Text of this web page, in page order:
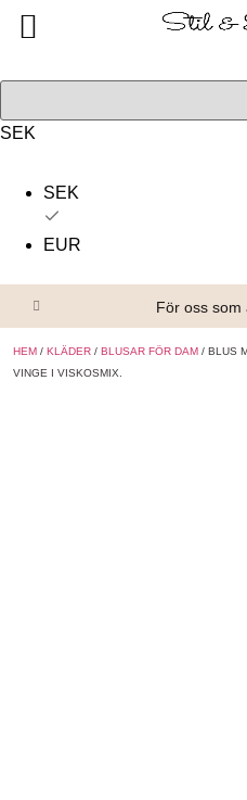
SEK
SEK
EUR
För oss som
HEM / KLÄDER / BLUSAR FÖR DAM / BLUS
VINGE I VISKOSMIX.
Alla produkter
Om oss